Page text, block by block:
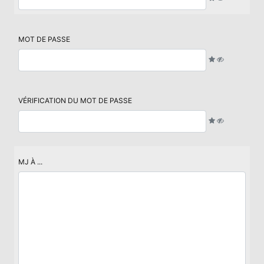
MOT DE PASSE
VÉRIFICATION DU MOT DE PASSE
MJ À ...